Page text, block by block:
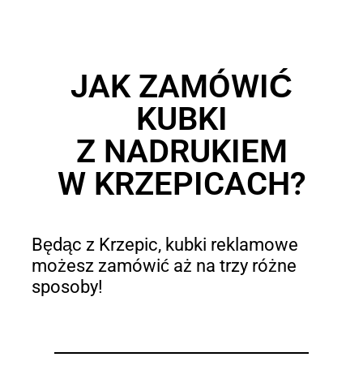
JAK ZAMÓWIĆ
KUBKI
Z NADRUKIEM
W KRZEPICACH?
Będąc z Krzepic, kubki reklamowe
możesz zamówić aż na trzy różne
sposoby!